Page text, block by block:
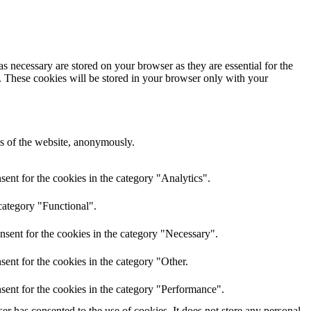
are stored on your browser as they are essential for the
These cookies will be stored in your browser only with your
of the website, anonymously.
for the cookies in the category "Analytics".
"Functional".
for the cookies in the category "Necessary".
for the cookies in the category "Other.
for the cookies in the category "Performance".